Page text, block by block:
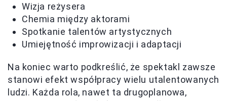
Wizja reżysera
Chemia między aktorami
Spotkanie talentów artystycznych
Umiejętność improwizacji i adaptacji
Na koniec warto podkreślić, że spektakl zawsze
stanowi efekt współpracy wielu utalentowanych
ludzi. Każda rola, nawet ta drugoplanowa,